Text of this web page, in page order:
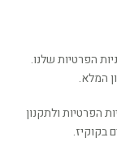
כאן
הפרטיות שלנו.
המלא.
הפרטיות ולתקנון
בקוקיז.